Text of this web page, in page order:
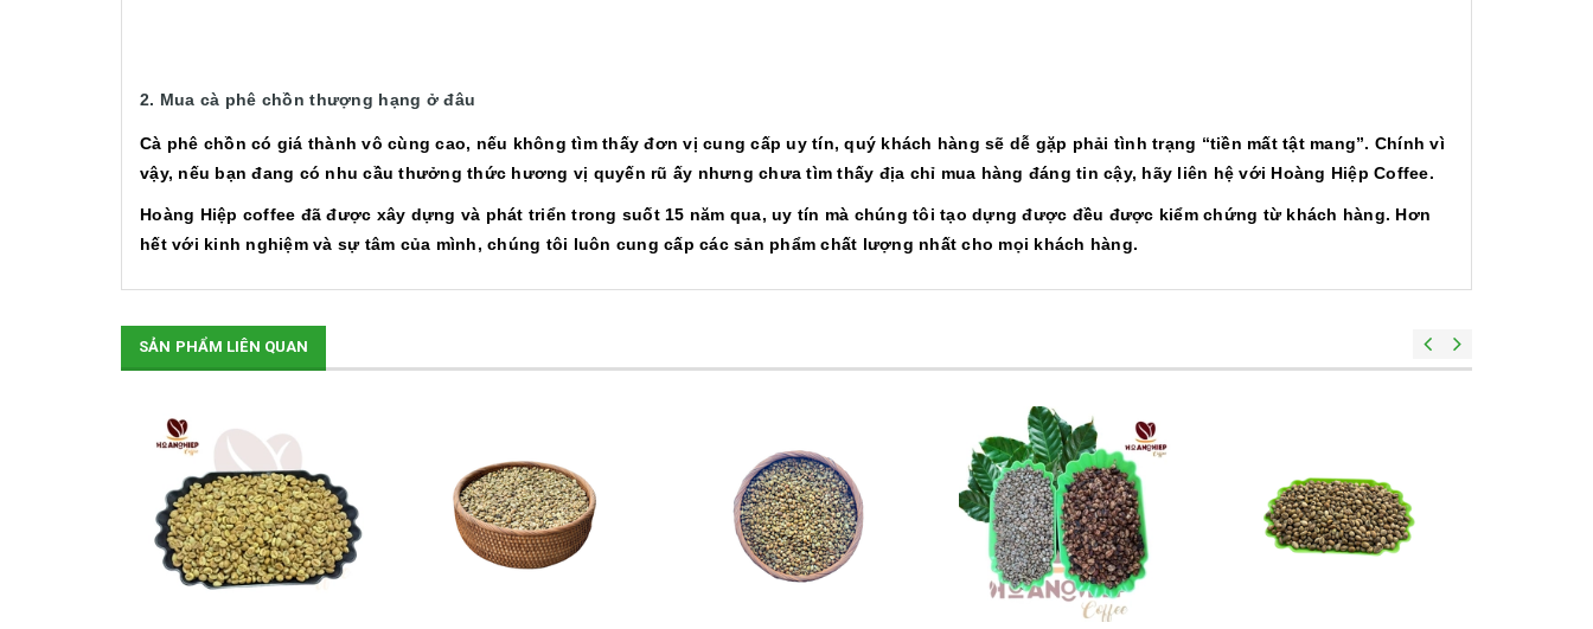
2. Mua cà phê chồn thượng hạng ở đâu
Cà phê chồn có giá thành vô cùng cao, nếu không tìm thấy đơn vị cung cấp uy tín, quý khách hàng sẽ dễ gặp phải tình trạng “tiền mất tật mang”. Chính vì
vậy, nếu bạn đang có nhu cầu thưởng thức hương vị quyến rũ ấy nhưng chưa tìm thấy địa chỉ mua hàng đáng tin cậy, hãy liên hệ với Hoàng Hiệp Coffee.
Hoàng Hiệp coffee đã được xây dựng và phát triển trong suốt 15 năm qua, uy tín mà chúng tôi tạo dựng được đều được kiểm chứng từ khách hàng. Hơn
hết với kinh nghiệm và sự tâm của mình, chúng tôi luôn cung cấp các sản phẩm chất lượng nhất cho mọi khách hàng.
SẢN PHẨM LIÊN QUAN